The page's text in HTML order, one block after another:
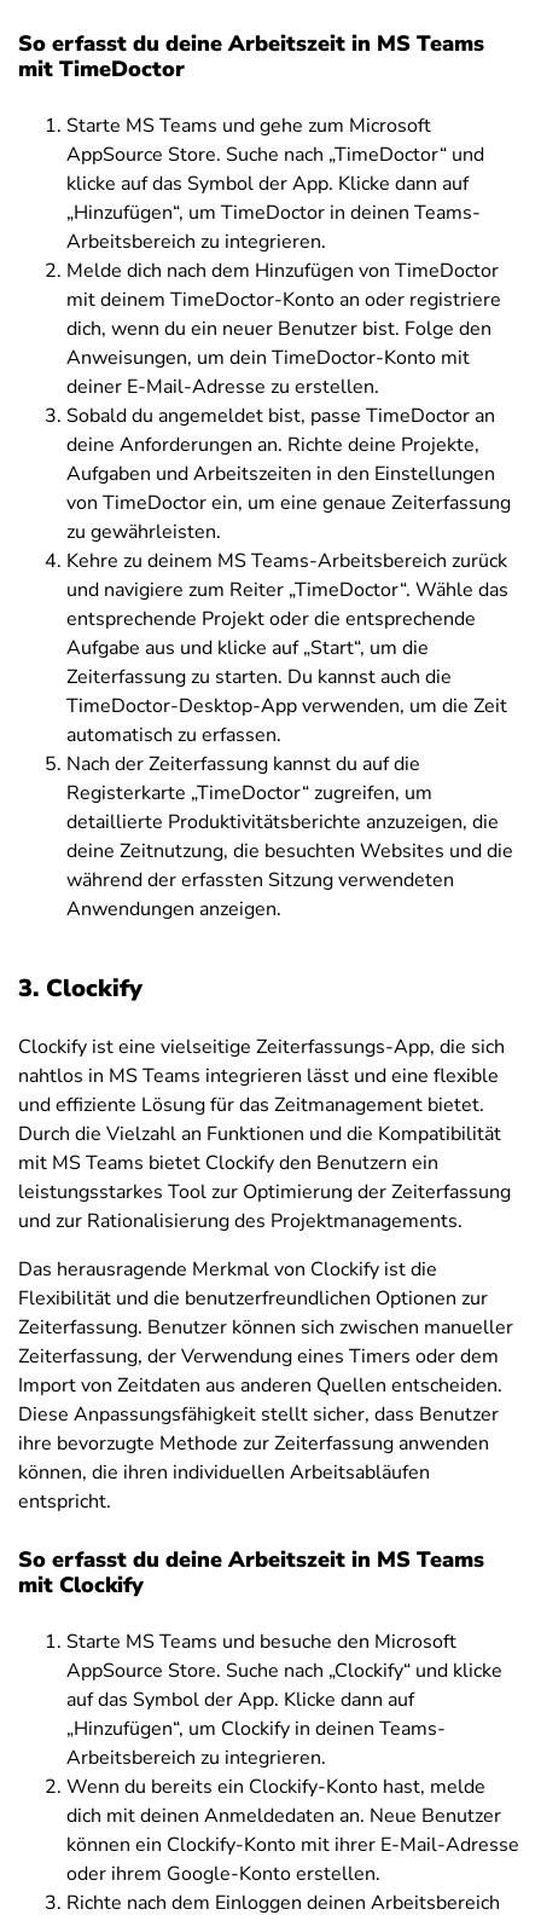
So erfasst du deine Arbeitszeit in MS Teams
mit TimeDoctor
Starte MS Teams und gehe zum Microsoft
AppSource Store. Suche nach „TimeDoctor“ und
klicke auf das Symbol der App. Klicke dann auf
„Hinzufügen“, um TimeDoctor in deinen Teams-
Arbeitsbereich zu integrieren.
Melde dich nach dem Hinzufügen von TimeDoctor
mit deinem TimeDoctor-Konto an oder registriere
dich, wenn du ein neuer Benutzer bist. Folge den
Anweisungen, um dein TimeDoctor-Konto mit
deiner E-Mail-Adresse zu erstellen.
Sobald du angemeldet bist, passe TimeDoctor an
deine Anforderungen an. Richte deine Projekte,
Aufgaben und Arbeitszeiten in den Einstellungen
von TimeDoctor ein, um eine genaue Zeiterfassung
zu gewährleisten.
Kehre zu deinem MS Teams-Arbeitsbereich zurück
und navigiere zum Reiter „TimeDoctor“. Wähle das
entsprechende Projekt oder die entsprechende
Aufgabe aus und klicke auf „Start“, um die
Zeiterfassung zu starten. Du kannst auch die
TimeDoctor-Desktop-App verwenden, um die Zeit
automatisch zu erfassen.
Nach der Zeiterfassung kannst du auf die
Registerkarte „TimeDoctor“ zugreifen, um
detaillierte Produktivitätsberichte anzuzeigen, die
deine Zeitnutzung, die besuchten Websites und die
während der erfassten Sitzung verwendeten
Anwendungen anzeigen.
3. Clockify
Clockify ist eine vielseitige Zeiterfassungs-App, die sich
nahtlos in MS Teams integrieren lässt und eine flexible
und effiziente Lösung für das Zeitmanagement bietet.
Durch die Vielzahl an Funktionen und die Kompatibilität
mit MS Teams bietet Clockify den Benutzern ein
leistungsstarkes Tool zur Optimierung der Zeiterfassung
und zur Rationalisierung des Projektmanagements.
Das herausragende Merkmal von Clockify ist die
Flexibilität und die benutzerfreundlichen Optionen zur
Zeiterfassung. Benutzer können sich zwischen manueller
Zeiterfassung, der Verwendung eines Timers oder dem
Import von Zeitdaten aus anderen Quellen entscheiden.
Diese Anpassungsfähigkeit stellt sicher, dass Benutzer
ihre bevorzugte Methode zur Zeiterfassung anwenden
können, die ihren individuellen Arbeitsabläufen
entspricht.
So erfasst du deine Arbeitszeit in MS Teams
mit Clockify
Starte MS Teams und besuche den Microsoft
AppSource Store. Suche nach „Clockify“ und klicke
auf das Symbol der App. Klicke dann auf
„Hinzufügen“, um Clockify in deinen Teams-
Arbeitsbereich zu integrieren.
Wenn du bereits ein Clockify-Konto hast, melde
dich mit deinen Anmeldedaten an. Neue Benutzer
können ein Clockify-Konto mit ihrer E-Mail-Adresse
oder ihrem Google-Konto erstellen.
Richte nach dem Einloggen deinen Arbeitsbereich